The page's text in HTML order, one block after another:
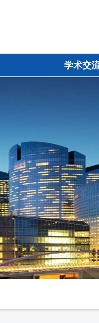
学术交